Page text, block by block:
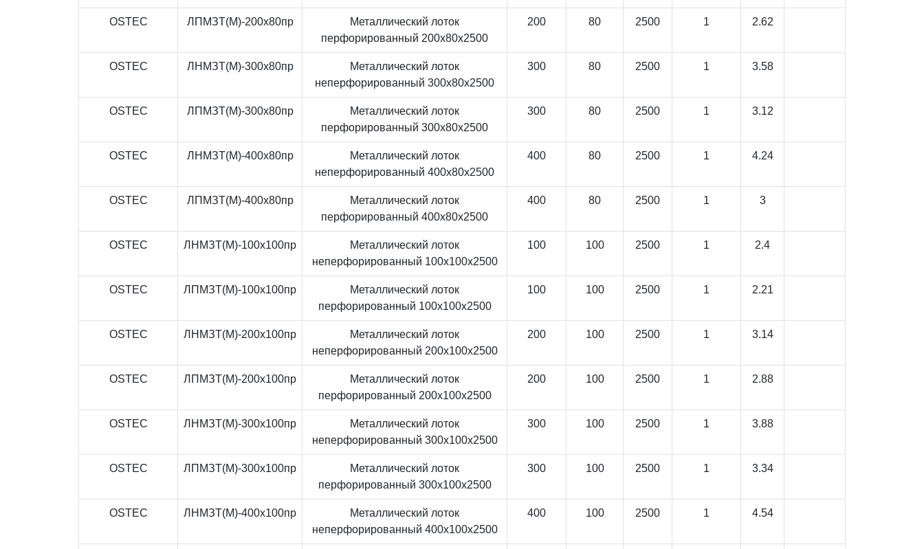
OSTEC ЛПМЗТ(М)-200x80пр
Металлический лоток
перфорированный 200x80x2500
200 80 2500 1 2.62
OSTEC ЛНМЗТ(М)-300x80пр
Металлический лоток
неперфорированный 300x80x2500
300 80 2500 1 3.58
OSTEC ЛПМЗТ(М)-300x80пр
Металлический лоток
перфорированный 300x80x2500
300 80 2500 1 3.12
OSTEC ЛНМЗТ(М)-400x80пр
Металлический лоток
неперфорированный 400x80x2500
400 80 2500 1 4.24
OSTEC ЛПМЗТ(М)-400x80пр
Металлический лоток
перфорированный 400x80x2500
400 80 2500 1 3
OSTEC ЛНМЗТ(М)-100x100пр
Металлический лоток
неперфорированный 100x100x2500
100 100 2500 1 2.4
OSTEC ЛПМЗТ(М)-100x100пр
Металлический лоток
перфорированный 100x100x2500
100 100 2500 1 2.21
OSTEC ЛНМЗТ(М)-200x100пр
Металлический лоток
неперфорированный 200x100x2500
200 100 2500 1 3.14
OSTEC ЛПМЗТ(М)-200x100пр
Металлический лоток
перфорированный 200x100x2500
200 100 2500 1 2.88
OSTEC ЛНМЗТ(М)-300x100пр
Металлический лоток
неперфорированный 300x100x2500
300 100 2500 1 3.88
OSTEC ЛПМЗТ(М)-300x100пр
Металлический лоток
перфорированный 300x100x2500
300 100 2500 1 3.34
OSTEC ЛНМЗТ(М)-400x100пр
Металлический лоток
неперфорированный 400x100x2500
400 100 2500 1 4.54